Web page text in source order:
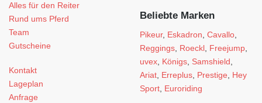
Alles für den Reiter
Rund ums Pferd
Team
Gutscheine
Kontakt
Lageplan
Anfrage
Beliebte Marken
Pikeur, Eskadron, Cavallo,
Reggings, Roeckl, Freejump,
uvex, Königs, Samshield,
Ariat, Erreplus, Prestige, Hey
Sport, Euroriding